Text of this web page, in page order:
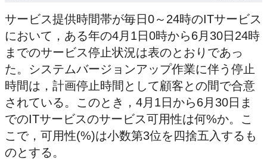
サービス提供時間帯が毎日0～24時のITサービス
において，ある年の4月1日0時から6月30日24時
までのサービス停止状況は表のとおりであっ
た。システムバージョンアップ作業に伴う停止
時間は，計画停止時間として顧客との間で合意
されている。このとき，4月1日から6月30日ま
でのITサービスのサービス可用性は何%か。こ
こで，可用性(%)は小数第3位を四捨五入するも
のとする。